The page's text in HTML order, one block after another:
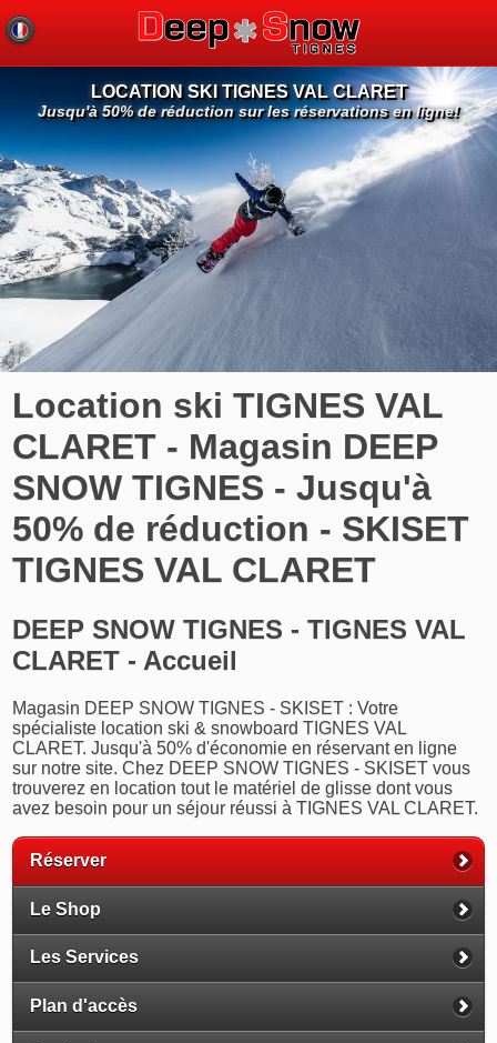
LOCATION SKI TIGNES VAL CLARET
Jusqu'à 50% de réduction sur les réservations en ligne!
Location ski TIGNES VAL
CLARET - Magasin DEEP
SNOW TIGNES - Jusqu'à
50% de réduction - SKISET
TIGNES VAL CLARET
DEEP SNOW TIGNES - TIGNES VAL
CLARET - Accueil
Magasin DEEP SNOW TIGNES - SKISET : Votre
spécialiste location ski & snowboard TIGNES VAL
CLARET. Jusqu'à 50% d'économie en réservant en ligne
sur notre site. Chez DEEP SNOW TIGNES - SKISET vous
trouverez en location tout le matériel de glisse dont vous
avez besoin pour un séjour réussi à TIGNES VAL CLARET.
Réserver
Le Shop
Les Services
Plan d'accès